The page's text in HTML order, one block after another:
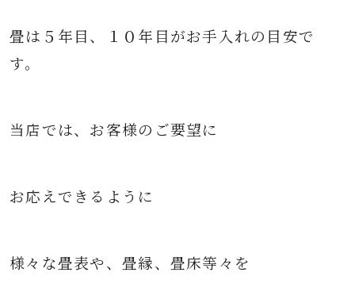
畳は５年目、１０年目がお手入れの目安で
す。
当店では、お客様のご要望に
お応えできるように
様々な畳表や、畳縁、畳床等々を